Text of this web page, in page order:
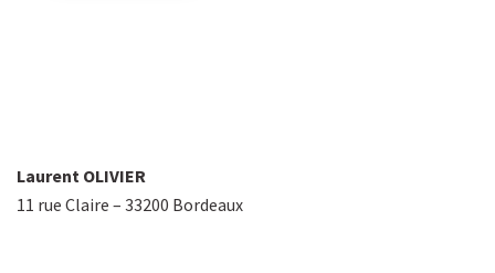
Laurent OLIVIER
11 rue Claire – 33200 Bordeaux